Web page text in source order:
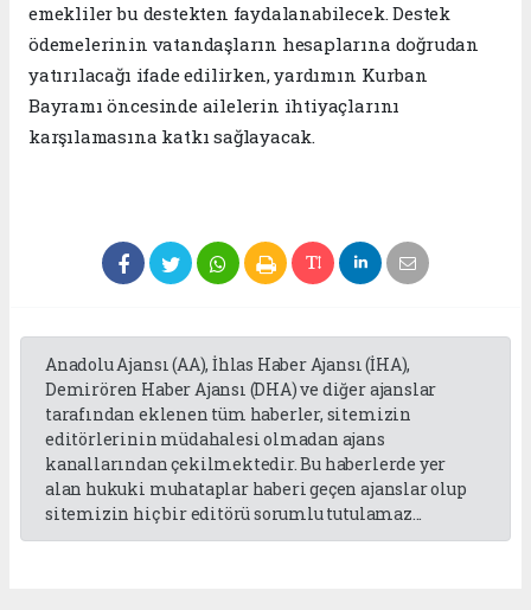
emekliler bu destekten faydalanabilecek. Destek
ödemelerinin vatandaşların hesaplarına doğrudan
yatırılacağı ifade edilirken, yardımın Kurban
Bayramı öncesinde ailelerin ihtiyaçlarını
karşılamasına katkı sağlayacak.
Anadolu Ajansı (AA), İhlas Haber Ajansı (İHA),
Demirören Haber Ajansı (DHA) ve diğer ajanslar
tarafından eklenen tüm haberler, sitemizin
editörlerinin müdahalesi olmadan ajans
kanallarından çekilmektedir. Bu haberlerde yer
alan hukuki muhataplar haberi geçen ajanslar olup
sitemizin hiç bir editörü sorumlu tutulamaz...